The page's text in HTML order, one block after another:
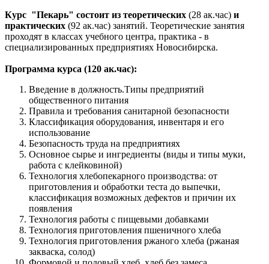
Курс "Пекарь" состоит из теоретических (28 ак.час) и
практических (92 ак.час) занятий. Теоретические занятия
проходят в классах учебного центра, практика - в
специализированных предприятиях Новосибирска.
Программа курса (120 ак.час):
Введение в должность.Типы предприятий
общественного питания
Правила и требования санитарной безопасности
Классификация оборудования, инвентаря и его
использование
Безопасность труда на предприятиях
Основное сырье и ингредиенты (виды и типы муки,
работа с клейковиной)
Технология хлебопекарного производства: от
приготовления и обработки теста до выпечки,
классификация возможных дефектов и причин их
появления
Технология работы с пищевыми добавками
Технология приготовления пшеничного хлеба
Технология приготовления ржаного хлеба (ржаная
закваска, солод)